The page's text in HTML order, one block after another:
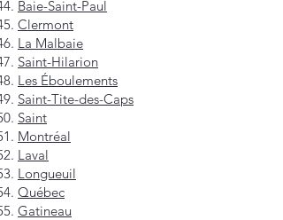
Baie-Saint-Paul
Clermont
La Malbaie
Saint-Hilarion
Les Éboulements
Saint-Tite-des-Caps
Saint
Montréal
Laval
Longueuil
Québec
Gatineau